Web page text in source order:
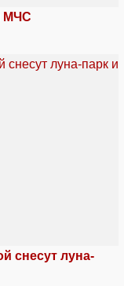
МЧС
снесут луна-